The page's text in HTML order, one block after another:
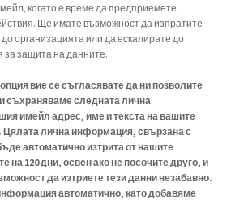
когато е време да предприемете
Ще имате възможност да изпратите
организацията или да ескалирате до
за защита на данните.
вие се съгласявате да ни позволите
съхраняваме следната лична
имейл адрес, име и текста на вашите
Цялата лична информация, свързана с
автоматично изтрита от нашите
на 120 дни, освен ако не посочите друго, и
да изтриете тези данни незабавно.
автоматично, като добавяме